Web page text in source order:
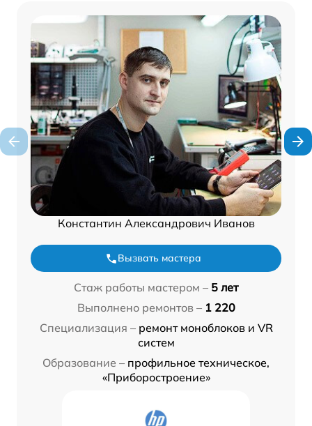
Константин Александрович Иванов
Вызвать мастера
Стаж работы мастером – 5 лет
Выполнено ремонтов – 1 220
Специализация – ремонт моноблоков и VR
систем
Образование – профильное техническое,
«Приборостроение»